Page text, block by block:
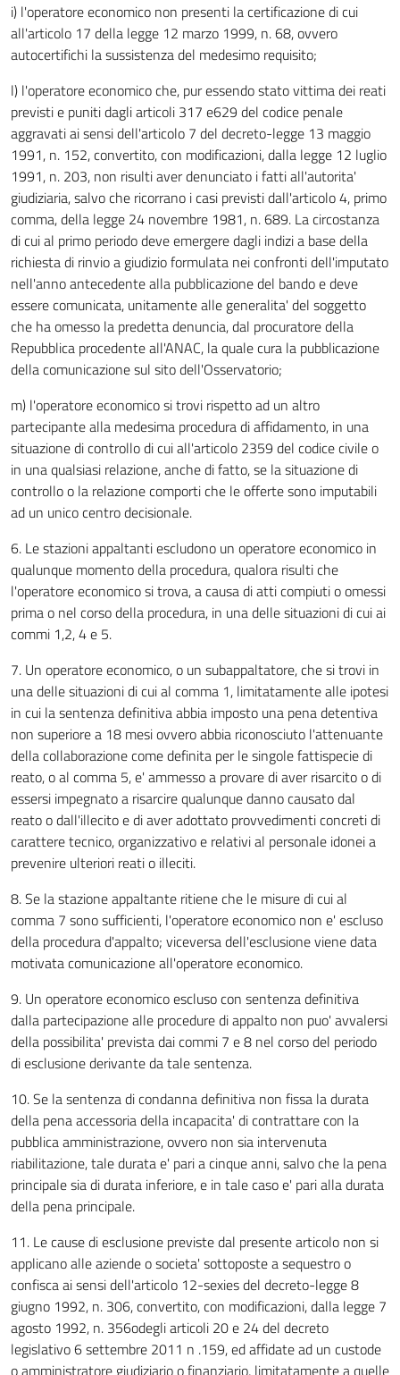
i) l'operatore economico non presenti la certificazione di cui
all'articolo 17 della legge 12 marzo 1999, n. 68, ovvero
autocertifichi la sussistenza del medesimo requisito;
l) l'operatore economico che, pur essendo stato vittima dei reati
previsti e puniti dagli articoli 317 e629 del codice penale
aggravati ai sensi dell'articolo 7 del decreto-legge 13 maggio
1991, n. 152, convertito, con modificazioni, dalla legge 12 luglio
1991, n. 203, non risulti aver denunciato i fatti all'autorita'
giudiziaria, salvo che ricorrano i casi previsti dall'articolo 4, primo
comma, della legge 24 novembre 1981, n. 689. La circostanza
di cui al primo periodo deve emergere dagli indizi a base della
richiesta di rinvio a giudizio formulata nei confronti dell'imputato
nell'anno antecedente alla pubblicazione del bando e deve
essere comunicata, unitamente alle generalita' del soggetto
che ha omesso la predetta denuncia, dal procuratore della
Repubblica procedente all'ANAC, la quale cura la pubblicazione
della comunicazione sul sito dell'Osservatorio;
m) l'operatore economico si trovi rispetto ad un altro
partecipante alla medesima procedura di affidamento, in una
situazione di controllo di cui all'articolo 2359 del codice civile o
in una qualsiasi relazione, anche di fatto, se la situazione di
controllo o la relazione comporti che le offerte sono imputabili
ad un unico centro decisionale.
6. Le stazioni appaltanti escludono un operatore economico in
qualunque momento della procedura, qualora risulti che
l'operatore economico si trova, a causa di atti compiuti o omessi
prima o nel corso della procedura, in una delle situazioni di cui ai
commi 1,2, 4 e 5.
7. Un operatore economico, o un subappaltatore, che si trovi in
una delle situazioni di cui al comma 1, limitatamente alle ipotesi
in cui la sentenza definitiva abbia imposto una pena detentiva
non superiore a 18 mesi ovvero abbia riconosciuto l'attenuante
della collaborazione come definita per le singole fattispecie di
reato, o al comma 5, e' ammesso a provare di aver risarcito o di
essersi impegnato a risarcire qualunque danno causato dal
reato o dall'illecito e di aver adottato provvedimenti concreti di
carattere tecnico, organizzativo e relativi al personale idonei a
prevenire ulteriori reati o illeciti.
8. Se la stazione appaltante ritiene che le misure di cui al
comma 7 sono sufficienti, l'operatore economico non e' escluso
della procedura d'appalto; viceversa dell'esclusione viene data
motivata comunicazione all'operatore economico.
9. Un operatore economico escluso con sentenza definitiva
dalla partecipazione alle procedure di appalto non puo' avvalersi
della possibilita' prevista dai commi 7 e 8 nel corso del periodo
di esclusione derivante da tale sentenza.
10. Se la sentenza di condanna definitiva non fissa la durata
della pena accessoria della incapacita' di contrattare con la
pubblica amministrazione, ovvero non sia intervenuta
riabilitazione, tale durata e' pari a cinque anni, salvo che la pena
principale sia di durata inferiore, e in tale caso e' pari alla durata
della pena principale.
11. Le cause di esclusione previste dal presente articolo non si
applicano alle aziende o societa' sottoposte a sequestro o
confisca ai sensi dell'articolo 12-sexies del decreto-legge 8
giugno 1992, n. 306, convertito, con modificazioni, dalla legge 7
agosto 1992, n. 356odegli articoli 20 e 24 del decreto
legislativo 6 settembre 2011 n .159, ed affidate ad un custode
o amministratore giudiziario o finanziario, limitatamente a quelle